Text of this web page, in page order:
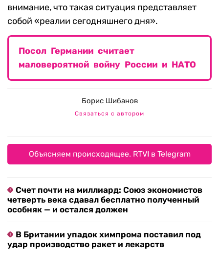
внимание, что такая ситуация представляет
собой «реалии сегодняшнего дня».
Посол Германии считает
маловероятной войну России и НАТО
Борис Шибанов
Связаться с автором
Объясняем происходящее. RTVI в Telegram
Счет почти на миллиард: Союз экономистов
четверть века сдавал бесплатно полученный
особняк — и остался должен
В Британии упадок химпрома поставил под
удар производство ракет и лекарств